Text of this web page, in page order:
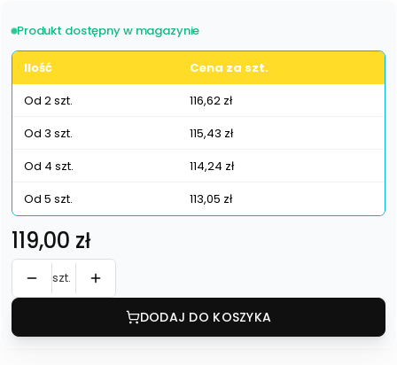
Produkt dostępny w magazynie
Ilość
Cena za szt.
Od 2 szt.
116,62 zł
Od 3 szt.
115,43 zł
Od 4 szt.
114,24 zł
Od 5 szt.
113,05 zł
Cena
119,00 zł
szt.
DODAJ DO KOSZYKA